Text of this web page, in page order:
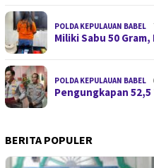
POLDA KEPULAUAN BABEL
Miliki Sabu 50
POLDA KEPULAUAN BABEL
Pengungkapan
BERITA POPULER